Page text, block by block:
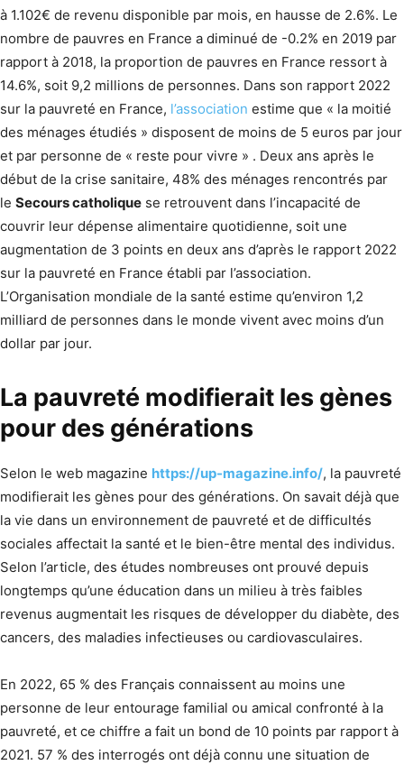
à 1.102€ de revenu disponible par mois, en hausse de 2.6%. Le
nombre de pauvres en France a diminué de -0.2% en 2019 par
rapport à 2018, la proportion de pauvres en France ressort à
14.6%, soit 9,2 millions de personnes. Dans son rapport 2022
sur la pauvreté en France, l’association estime que « la moitié
des ménages étudiés » disposent de moins de 5 euros par jour
et par personne de « reste pour vivre » . Deux ans après le
début de la crise sanitaire, 48% des ménages rencontrés par
le Secours catholique se retrouvent dans l’incapacité de
couvrir leur dépense alimentaire quotidienne, soit une
augmentation de 3 points en deux ans d’après le rapport 2022
sur la pauvreté en France établi par l’association.
L’Organisation mondiale de la santé estime qu’environ 1,2
milliard de personnes dans le monde vivent avec moins d’un
dollar par jour.
La pauvreté modifierait les gènes
pour des générations
Selon le web magazine https://up-magazine.info/, la pauvreté
modifierait les gènes pour des générations. On savait déjà que
la vie dans un environnement de pauvreté et de difficultés
sociales affectait la santé et le bien-être mental des individus.
Selon l’article, des études nombreuses ont prouvé depuis
longtemps qu’une éducation dans un milieu à très faibles
revenus augmentait les risques de développer du diabète, des
cancers, des maladies infectieuses ou cardiovasculaires.
En 2022, 65 % des Français connaissent au moins une
personne de leur entourage familial ou amical confronté à la
pauvreté, et ce chiffre a fait un bond de 10 points par rapport à
2021. 57 % des interrogés ont déjà connu une situation de